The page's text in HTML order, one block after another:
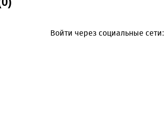
Войти через социальные сети: